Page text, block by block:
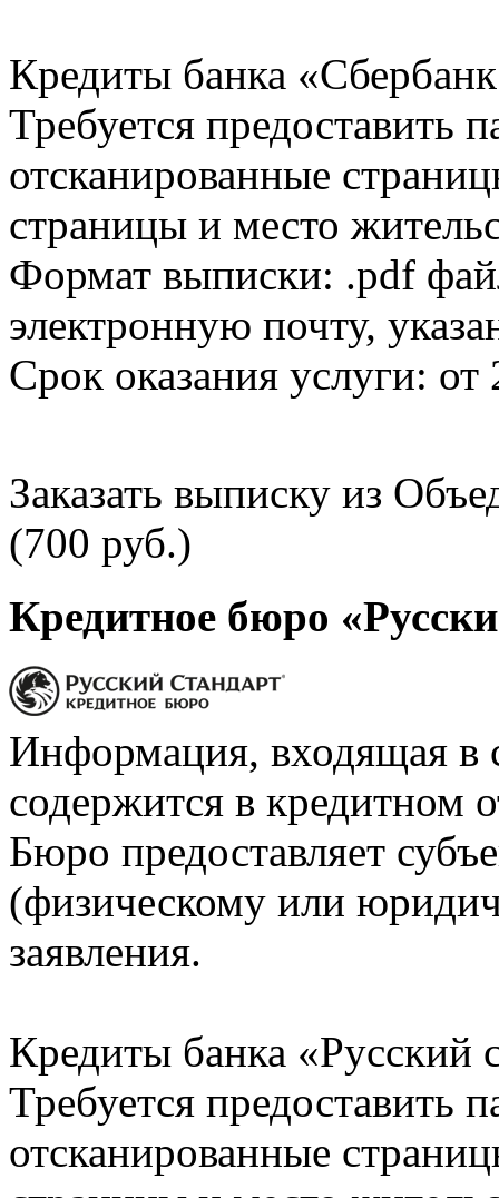
Кредиты банка
Требуется предоставить
отсканированные
страницы и место
Формат выписки: .pdf
электронную почту,
Срок оказания услуги: от
Заказать выписку из
(700 руб.)
Кредитное бюро
Информация, входящая в
содержится в кредитном
Бюро предоставляет
(физическому или
заявления.
Кредиты банка «Русский
Требуется предоставить
отсканированные